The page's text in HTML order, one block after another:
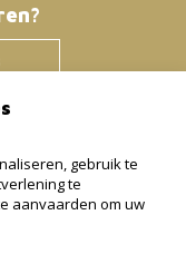
gebruik te
te
aanvaarden om uw